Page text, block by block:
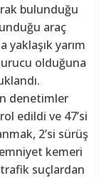
bulunduğu
araç
yarım
olduğuna
denetimler
edildi ve 47’si
2’si sürüş
kemeri
suçlardan